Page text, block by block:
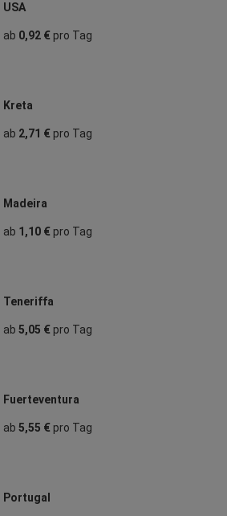
USA
ab 0,92 €pro Tag
Kreta
ab 2,71 €pro Tag
Madeira
ab 1,10 €pro Tag
Teneriffa
ab 5,05 €pro Tag
Fuerteventura
ab 5,55 €pro Tag
Portugal